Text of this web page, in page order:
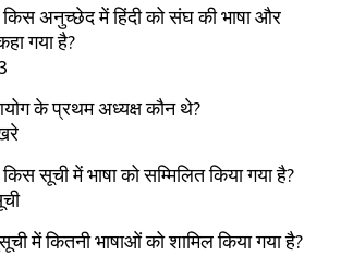
अनुच्छेद में हिंदी को संघ की भाषा और
गया है?
के प्रथम अध्यक्ष कौन थे?
सूची में भाषा को सम्मिलित किया गया है?
में कितनी भाषाओं को शामिल किया गया है?